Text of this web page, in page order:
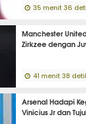
35 menit 36
Manchester
Zirkzee dengan
41 menit 38
Arsenal Hadapi
Vinicius Jr dan